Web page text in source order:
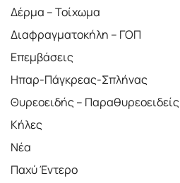
Δέρμα – Τοίχωμα
Διαφραγματοκήλη – ΓΟΠ
Επεμβάσεις
Ηπαρ-Πάγκρεας-Σπλήνας
Θυρεοειδής – Παραθυρεοειδείς
Κήλες
Νέα
Παχύ Έντερο